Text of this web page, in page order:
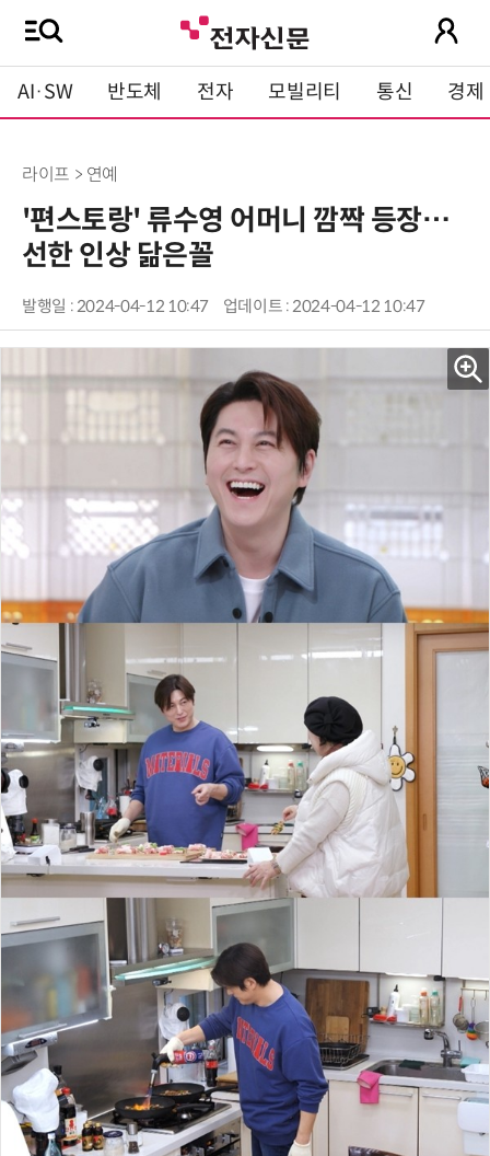
AI·SW 반도체 전자 모빌리티 통신 경제
라이프 > 연예
'편스토랑' 류수영 어머니 깜짝 등장…
선한 인상 닮은꼴
발행일 : 2024-04-12 10:47 업데이트 : 2024-04-12 10:47